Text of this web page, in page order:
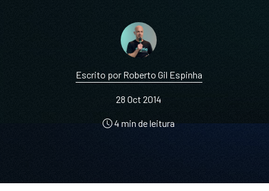
Escrito por Roberto Gil Espinha
28 Oct 2014
4 min de leitura